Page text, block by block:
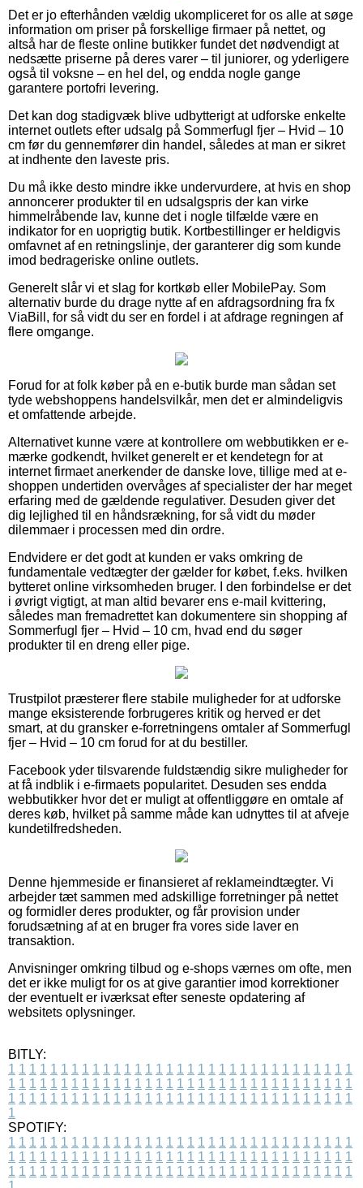
Det er jo efterhånden vældig ukompliceret for os alle at søge
information om priser på forskellige firmaer på nettet, og
altså har de fleste online butikker fundet det nødvendigt at
nedsætte priserne på deres varer – til juniorer, og yderligere
også til voksne – en hel del, og endda nogle gange
garantere portofri levering.
Det kan dog stadigvæk blive udbytterigt at udforske enkelte
internet outlets efter udsalg på Sommerfugl fjer – Hvid – 10
cm før du gennemfører din handel, således at man er sikret
at indhente den laveste pris.
Du må ikke desto mindre ikke undervurdere, at hvis en shop
annoncerer produkter til en udsalgspris der kan virke
himmelråbende lav, kunne det i nogle tilfælde være en
indikator for en uoprigtig butik. Kortbestillinger er heldigvis
omfavnet af en retningslinje, der garanterer dig som kunde
imod bedrageriske online outlets.
Generelt slår vi et slag for kortkøb eller MobilePay. Som
alternativ burde du drage nytte af en afdragsordning fra fx
ViaBill, for så vidt du ser en fordel i at afdrage regningen af
flere omgange.
Forud for at folk køber på en e-butik burde man sådan set
tyde webshoppens handelsvilkår, men det er almindeligvis
et omfattende arbejde.
Alternativet kunne være at kontrollere om webbutikken er e-
mærke godkendt, hvilket generelt er et kendetegn for at
internet firmaet anerkender de danske love, tillige med at e-
shoppen undertiden overvåges af specialister der har meget
erfaring med de gældende regulativer. Desuden giver det
dig lejlighed til en håndsrækning, for så vidt du møder
dilemmaer i processen med din ordre.
Endvidere er det godt at kunden er vaks omkring de
fundamentale vedtægter der gælder for købet, f.eks. hvilken
bytteret online virksomheden bruger. I den forbindelse er det
i øvrigt vigtigt, at man altid bevarer ens e-mail kvittering,
således man fremadrettet kan dokumentere sin shopping af
Sommerfugl fjer – Hvid – 10 cm, hvad end du søger
produkter til en dreng eller pige.
Trustpilot præsterer flere stabile muligheder for at udforske
mange eksisterende forbrugeres kritik og herved er det
smart, at du gransker e-forretningens omtaler af Sommerfugl
fjer – Hvid – 10 cm forud for at du bestiller.
Facebook yder tilsvarende fuldstændig sikre muligheder for
at få indblik i e-firmaets popularitet. Desuden ses endda
webbutikker hvor det er muligt at offentliggøre en omtale af
deres køb, hvilket på samme måde kan udnyttes til at afveje
kundetilfredsheden.
Denne hjemmeside er finansieret af reklameindtægter. Vi
arbejder tæt sammen med adskillige forretninger på nettet
og formidler deres produkter, og får provision under
forudsætning af at en bruger fra vores side laver en
transaktion.
Anvisninger omkring tilbud og e-shops værnes om ofte, men
det er ikke muligt for os at give garantier imod korrektioner
der eventuelt er iværksat efter seneste opdatering af
websitets oplysninger.
BITLY:
1 1 1 1 1 1 1 1 1 1 1 1 1 1 1 1 1 1 1 1 1 1 1 1 1 1 1 1 1 1 1 1 1
1 1 1 1 1 1 1 1 1 1 1 1 1 1 1 1 1 1 1 1 1 1 1 1 1 1 1 1 1 1 1 1 1
1 1 1 1 1 1 1 1 1 1 1 1 1 1 1 1 1 1 1 1 1 1 1 1 1 1 1 1 1 1 1 1 1
1
SPOTIFY:
1 1 1 1 1 1 1 1 1 1 1 1 1 1 1 1 1 1 1 1 1 1 1 1 1 1 1 1 1 1 1 1 1
1 1 1 1 1 1 1 1 1 1 1 1 1 1 1 1 1 1 1 1 1 1 1 1 1 1 1 1 1 1 1 1 1
1 1 1 1 1 1 1 1 1 1 1 1 1 1 1 1 1 1 1 1 1 1 1 1 1 1 1 1 1 1 1 1 1